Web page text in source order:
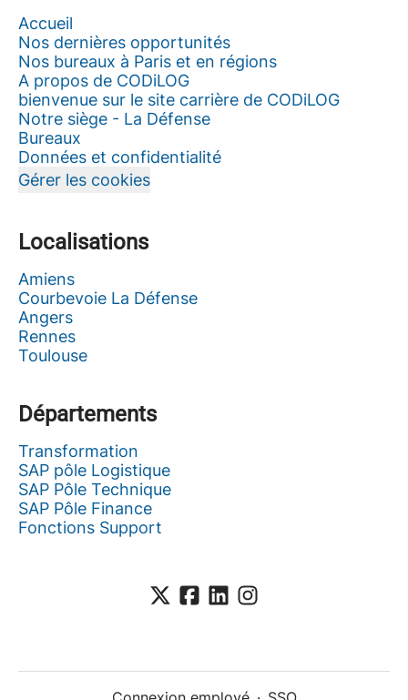
Accueil
Nos dernières opportunités
Nos bureaux à Paris et en régions
A propos de CODiLOG
bienvenue sur le site carrière de CODiLOG
Notre siège - La Défense
Bureaux
Données et confidentialité
Gérer les cookies
Localisations
Amiens
Courbevoie La Défense
Angers
Rennes
Toulouse
Départements
Transformation
SAP pôle Logistique
SAP Pôle Technique
SAP Pôle Finance
Fonctions Support